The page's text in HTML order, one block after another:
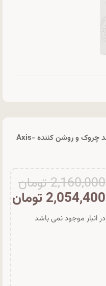
سرم دور چشم کلاژن اکسیس وای ضد چروک و روشن‌ کننده Axis-
2,160,000تومان
2,054,400 تومان
در انبار موجود نمی باشد